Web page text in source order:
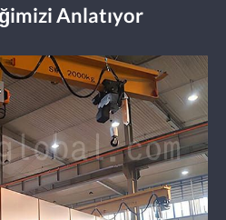
Anlatıyor